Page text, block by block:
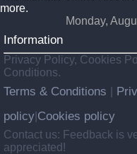
more.
Monday,
Information
Privacy Policy, Cookies
Conditions.
Terms & Conditions
policy Cookies policy
Contact us: Feedback is
appreciated!